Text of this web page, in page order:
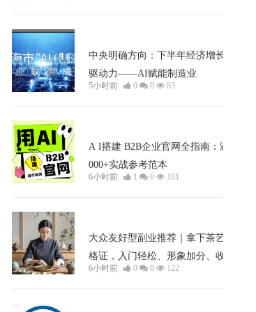
中央明确方向：下半年经济增长关键
驱动力——AI赋能制造业
5小时前 0 0 83
A I搭建 B2B企业官网全指南：涵盖3
000+实战参考范本
6小时前 1 0 161
大众友好型副业推荐｜拿下茶艺师资
格证，入门轻松、形象加分、收益可
持续！3天高效备考，考试费仅375
6小时前 0 0 122